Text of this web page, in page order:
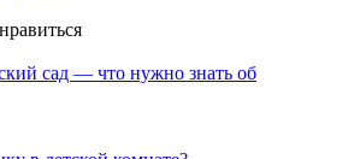
сад — что нужно знать об